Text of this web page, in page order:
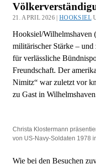
21. APRIL 2026 |HOOKSIEL
Hooksiel/Wilhelmshaven
militärischer Stärke –
für verlässliche
Freundschaft. Der
Nimitz“ war zuletzt vor
zu Gast in
Christa Klostermann
von US-Navy-Soldaten 1978
Wie bei den Besuchen